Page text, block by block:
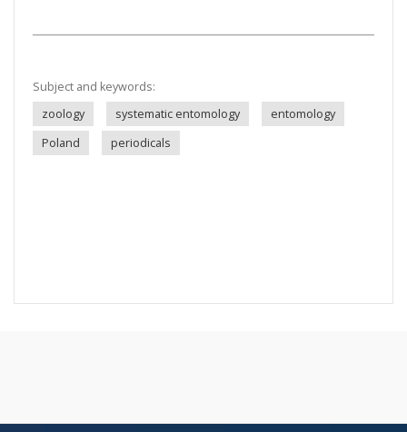
Subject and keywords:
zoology
systematic entomology
entomology
Poland
periodicals